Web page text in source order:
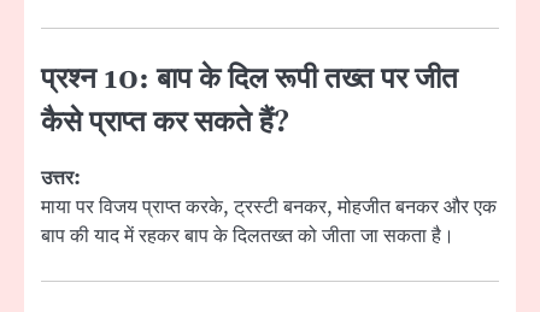
प्रश्न 10: बाप के दिल रूपी तख्त पर जीत
कैसे प्राप्त कर सकते हैं?
उत्तर:
माया पर विजय प्राप्त करके, ट्रस्टी बनकर, मोहजीत बनकर और एक
बाप की याद में रहकर बाप के दिलतख्त को जीता जा सकता है।